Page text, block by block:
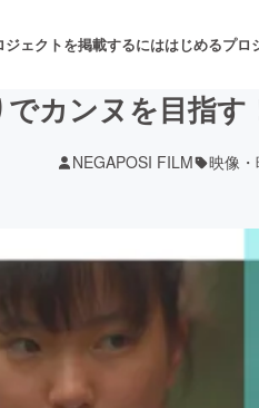
ジェクトを掲載するにははじめるプロ
サービス開発
誌出版
カンヌを目指
NEGAPOSI FILM 映像